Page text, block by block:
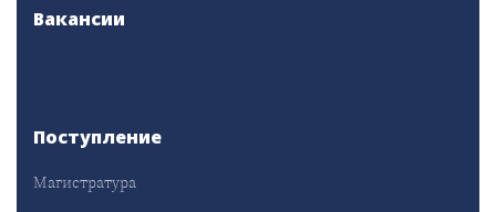
Вакансии
Поступление
Магистратура